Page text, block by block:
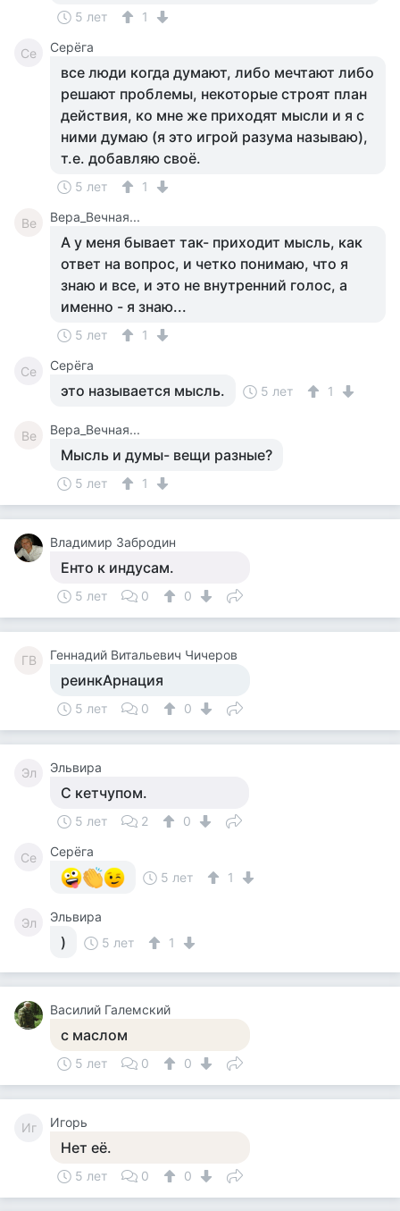
5 лет 1
Се Серёга
все люди когда думают, либо мечтают либо
решают проблемы, некоторые строят план
действия, ко мне же приходят мысли и я с
ними думаю (я это игрой разума называю),
т.е. добавляю своё.
5 лет 1
Ве Вера_Вечная...
А у меня бывает так- приходит мысль, как
ответ на вопрос, и четко понимаю, что я
знаю и все, и это не внутренний голос, а
именно - я знаю...
5 лет 1
Се Серёга
это называется мысль. 5 лет 1
Ве Вера_Вечная...
Мысль и думы- вещи разные?
5 лет 1
Владимир Забродин
Енто к индусам.
5 лет 0 0
ГВ Геннадий Витальевич Чичеров
реинкАрнация
5 лет 0 0
Эл Эльвира
С кетчупом.
5 лет 2 0
Се
Серёга
5 лет
1
Эл Эльвира
) 5 лет 1
Василий Галемский
с маслом
5 лет 0 0
Иг Игорь
Нет её.
5 лет 0 0